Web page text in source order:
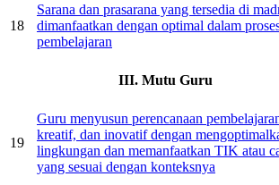
18
Sarana dan prasarana yang tersedia di
dimanfaatkan dengan optimal dalam
pembelajaran
III. Mutu Guru
19
Guru menyusun perencanaan
kreatif, dan inovatif dengan
lingkungan dan memanfaatkan TIK atau
yang sesuai dengan konteksnya